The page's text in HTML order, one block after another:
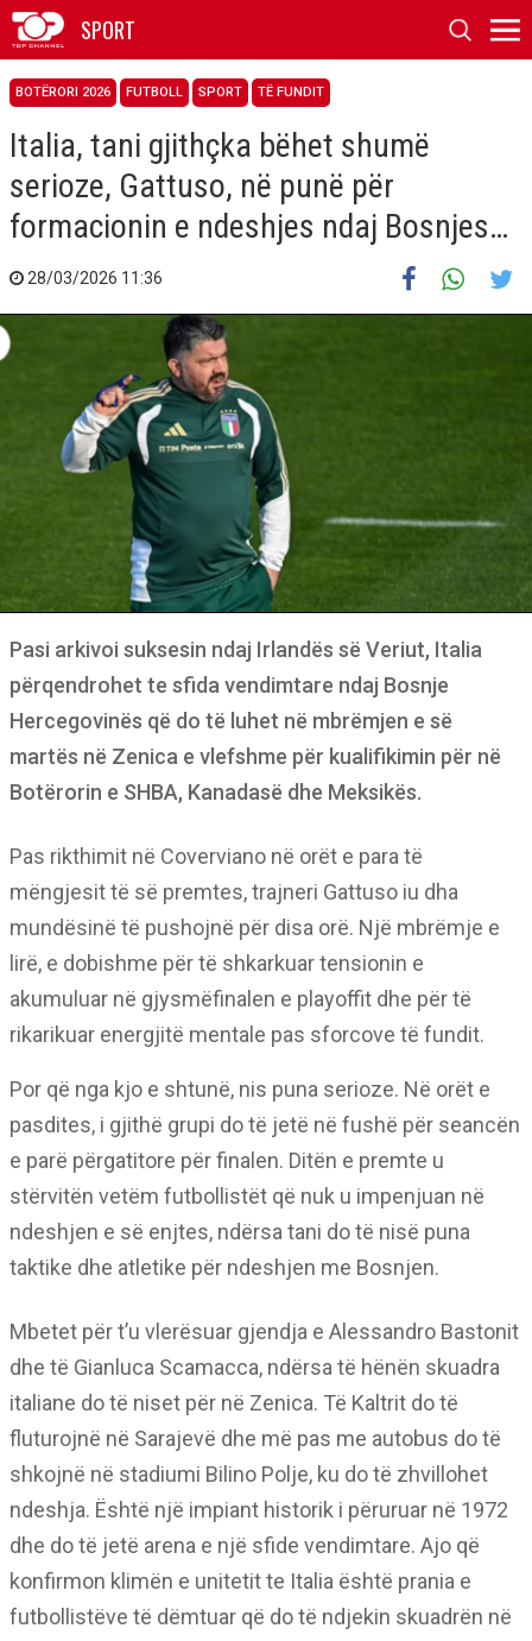
SPORT
BOTËRORI 2026 FUTBOLL SPORT TË FUNDIT
Italia, tani gjithçka bëhet shumë
serioze, Gattuso, në punë për
formacionin e ndeshjes ndaj Bosnjes…
28/03/2026 11:36
Pasi arkivoi suksesin ndaj Irlandës së Veriut, Italia
përqendrohet te sfida vendimtare ndaj Bosnje
Hercegovinës që do të luhet në mbrëmjen e së
martës në Zenica e vlefshme për kualifikimin për në
Botërorin e SHBA, Kanadasë dhe Meksikës.
Pas rikthimit në Coverviano në orët e para të
mëngjesit të së premtes, trajneri Gattuso iu dha
mundësinë të pushojnë për disa orë. Një mbrëmje e
lirë, e dobishme për të shkarkuar tensionin e
akumuluar në gjysmëfinalen e playoffit dhe për të
rikarikuar energjitë mentale pas sforcove të fundit.
Por që nga kjo e shtunë, nis puna serioze. Në orët e
pasdites, i gjithë grupi do të jetë në fushë për seancën
e parë përgatitore për finalen. Ditën e premte u
stërvitën vetëm futbollistët që nuk u impenjuan në
ndeshjen e së enjtes, ndërsa tani do të nisë puna
taktike dhe atletike për ndeshjen me Bosnjen.
Mbetet për t’u vlerësuar gjendja e Alessandro Bastonit
dhe të Gianluca Scamacca, ndërsa të hënën skuadra
italiane do të niset për në Zenica. Të Kaltrit do të
fluturojnë në Sarajevë dhe më pas me autobus do të
shkojnë në stadiumi Bilino Polje, ku do të zhvillohet
ndeshja. Është një impiant historik i përuruar në 1972
dhe do të jetë arena e një sfide vendimtare. Ajo që
konfirmon klimën e unitetit te Italia është prania e
futbollistëve të dëmtuar që do të ndjekin skuadrën në